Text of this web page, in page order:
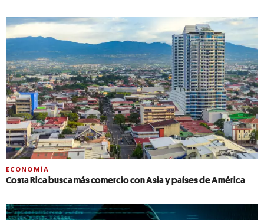
ECONOMÍA
Costa Rica busca más comercio con Asia y países de América